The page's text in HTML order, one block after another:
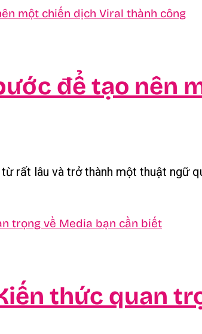
để tạo nên
rất lâu và trở thành một thuật ngữ
thức quan